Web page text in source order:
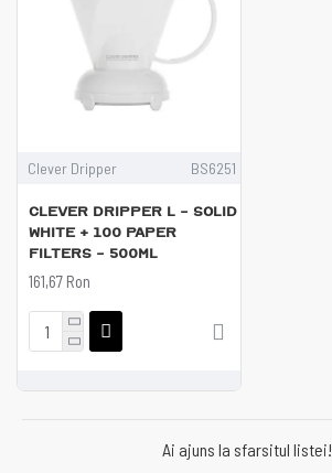
Clever Dripper BS6251
Clever Dripper L - Solid
White + 100 Paper
filters - 500ml
161,67 Ron
Ai ajuns la sfarsitul listei!